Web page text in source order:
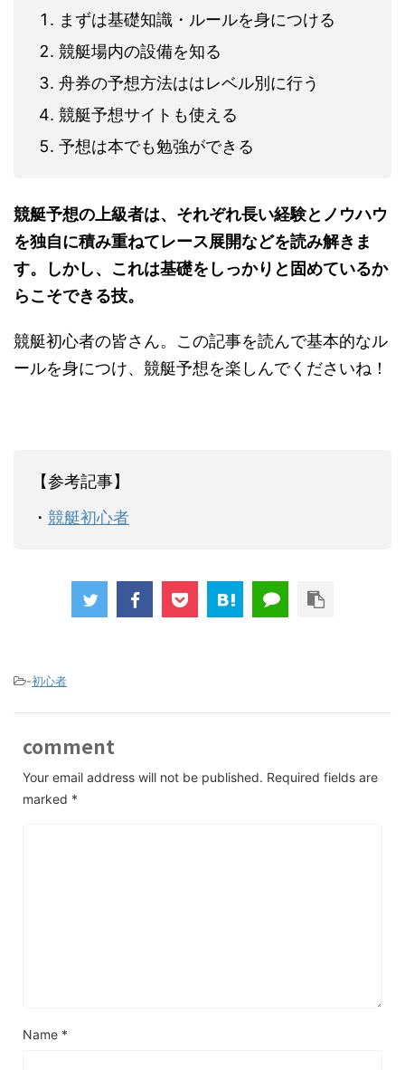
まずは基礎知識・ルールを身につける
競艇場内の設備を知る
舟券の予想方法ははレベル別に行う
競艇予想サイトも使える
予想は本でも勉強ができる
競艇予想の上級者は、それぞれ長い経験とノウハウ
を独自に積み重ねてレース展開などを読み解きま
す。しかし、これは基礎をしっかりと固めているか
らこそできる技。
競艇初心者の皆さん。この記事を読んで基本的なル
ールを身につけ、競艇予想を楽しんでくださいね！
【参考記事】
・ 競艇初心者
-初心者
comment
Your email address will not be published. Required fields are
marked *
Name *